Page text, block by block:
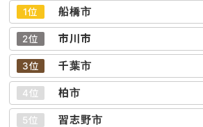
1位 船橋市
2位 市川市
3位 千葉市
4位 柏市
5位 習志野市